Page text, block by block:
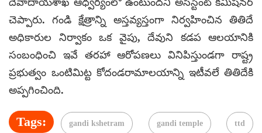
చెప్పారు. గండి క్షేత్రాన్ని అస్తవ్యస్తంగా నిర్వహించిన తితిదే
అధికారుల నిర్వాకం ఒక వైపు, దేవుని కడప ఆలయానికి
సంబంధించి ఇవే తరహా ఆరోపణలు వినిపిస్తుండగా రాష్ట్ర
ప్రభుత్వం ఒంటిమిట్ట కోదండరామాలయాన్ని ఇటీవలే తితిదేకి
అప్పగించింది.
Tags: gandi kshetram gandi temple ttd